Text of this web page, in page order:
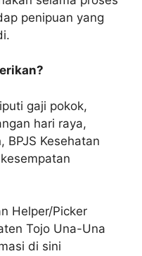
penipuan yang
gaji pokok,
hari raya,
BPJS Kesehatan
Helper/Picker
Tojo Una-Una
di sini